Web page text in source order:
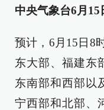
中央气象台6月
预计，6月15日8
东大部、福建东
东南部和西部以
宁西部和北部、